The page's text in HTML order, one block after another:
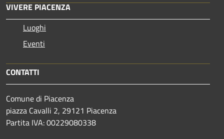
VIVERE PIACENZA
Luoghi
Eventi
CONTATTI
Comune di Piacenza
piazza Cavalli 2, 29121 Piacenza
Partita IVA: 00229080338